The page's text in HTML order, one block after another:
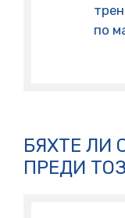
по
БЯХТЕ ЛИ
ПРЕДИ